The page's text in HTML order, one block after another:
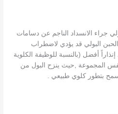
جراء الانسداد الناجم عن دسامات
البولي قد يؤدي لاضطراب
أفضل (بالنسبة للوظيفة الكلوية
المجموعة ,حيث ينزح البول من